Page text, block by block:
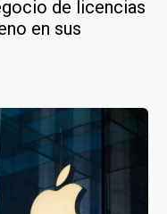
de licencias
en sus